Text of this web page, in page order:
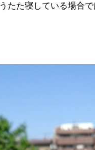
たた寝している場合